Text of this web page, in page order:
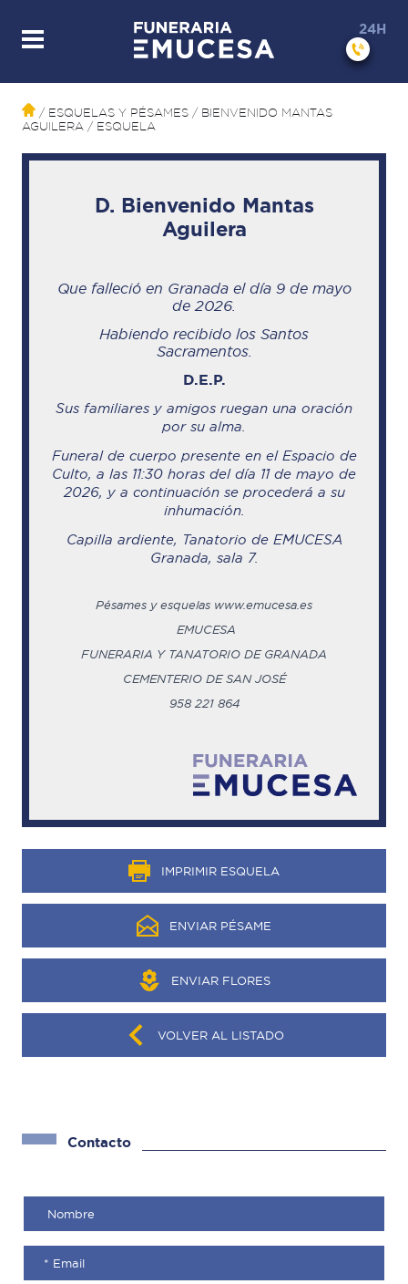
24H
/ ESQUELAS Y PÉSAMES / BIENVENIDO MANTAS
AGUILERA / ESQUELA
D. Bienvenido Mantas
Aguilera
Que falleció en Granada el día 9 de mayo
de 2026.
Habiendo recibido los Santos
Sacramentos.
D.E.P.
Sus familiares y amigos ruegan una oración
por su alma.
Funeral de cuerpo presente en el Espacio de
Culto, a las 11:30 horas del día 11 de mayo de
2026, y a continuación se procederá a su
inhumación.
Capilla ardiente, Tanatorio de EMUCESA
Granada, sala 7.
Pésames y esquelas www.emucesa.es
EMUCESA
FUNERARIA Y TANATORIO DE GRANADA
CEMENTERIO DE SAN JOSÉ
958 221 864
IMPRIMIR ESQUELA
ENVIAR PÉSAME
ENVIAR FLORES
VOLVER AL LISTADO
Contacto